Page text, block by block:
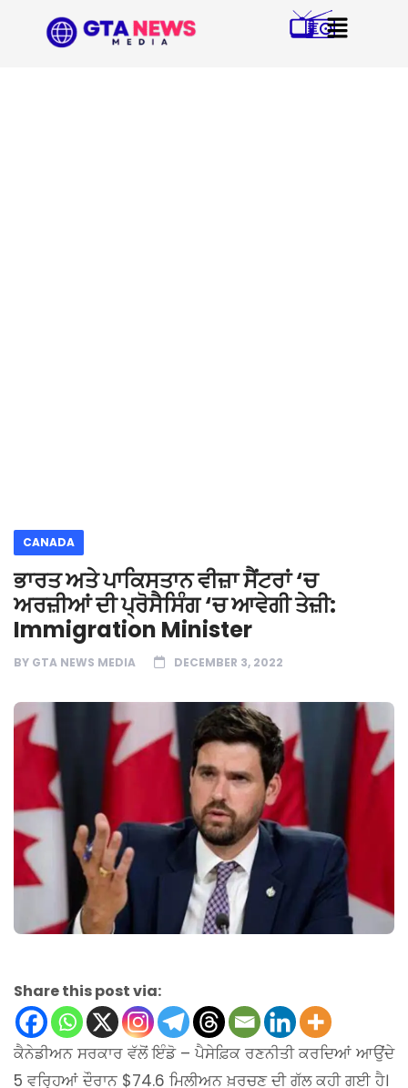
CANADA
ਭਾਰਤ ਅਤੇ ਪਾਕਿਸਤਾਨ ਵੀਜ਼ਾ ਸੈਂਟਰਾਂ ‘ਚ
ਅਰਜ਼ੀਆਂ ਦੀ ਪ੍ਰੋਸੈਸਿੰਗ ‘ਚ ਆਵੇਗੀ ਤੇਜ਼ੀ:
Immigration Minister
BY GTA NEWS MEDIA DECEMBER 3, 2022
Share this post via:
ਕੈਨੇਡੀਅਨ ਸਰਕਾਰ ਵੱਲੋਂ ਇੰਡੋ – ਪੈਸੇਫ਼ਿਕ ਰਣਨੀਤੀ ਕਰਦਿਆਂ ਆਉਂਦੇ
5 ਵਰ੍ਹਿਆਂ ਦੌਰਾਨ $74.6 ਮਿਲੀਅਨ ਖ਼ਰਚਣ ਦੀ ਗੱਲ ਕਹੀ ਗਈ ਹੈ।